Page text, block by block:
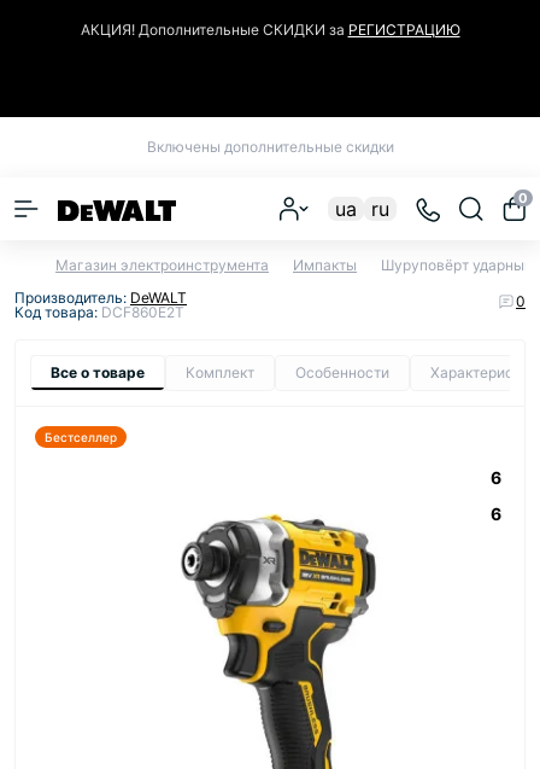
АКЦИЯ! Дополнительные СКИДКИ за РЕГИСТРАЦИЮ
Включены дополнительные скидки
ua ru 0
Магазин электроинструмента Импакты
Шуруповёрт ударный
Производитель: DeWALT
Код товара: DCF860E2T
0
Все о товаре Комплект Особенности
Бестселлер
6
6